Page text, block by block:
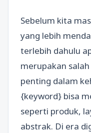
Sebelum kita
yang lebih
terlebih dahulu
merupakan
penting dalam
{keyword} bisa
seperti produk,
abstrak. Di era